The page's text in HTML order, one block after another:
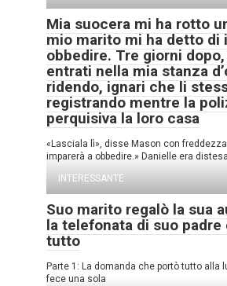
Mia suocera mi ha rotto
mio marito mi ha detto di
obbedire. Tre giorni
entrati nella mia stanza
ridendo, ignari che li
registrando mentre la
perquisiva la loro casa
«Lasciala lì», disse Mason con
imparerà a obbedire.» Danielle era distesa
INTERESSANTE
Suo marito regalò la sua
la telefonata di suo padre
tutto
Parte 1: La domanda che portò tutto alla
fece una sola